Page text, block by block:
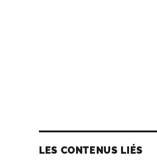
LES CONTENUS LIÉS